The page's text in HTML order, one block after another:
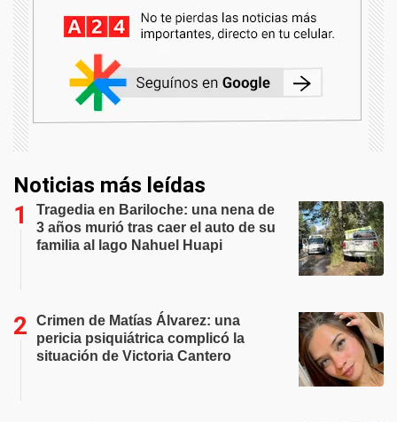
Noticias más leídas
Tragedia en Bariloche: una nena de
3 años murió tras caer el auto de su
familia al lago Nahuel Huapi
Crimen de Matías Álvarez: una
pericia psiquiátrica complicó la
situación de Victoria Cantero